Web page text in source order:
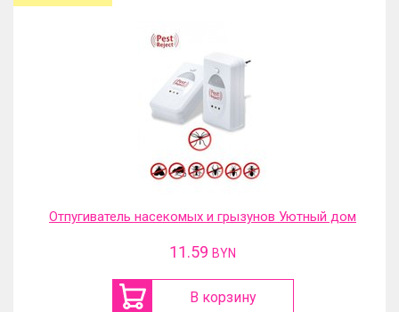
Отпугиватель насекомых и грызунов Уютный дом
11.59 BYN
В корзину